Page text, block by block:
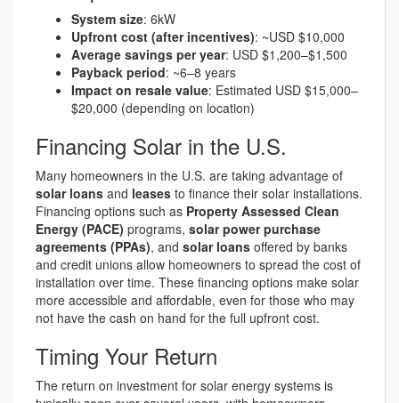
System size: 6kW
Upfront cost (after incentives): ~USD $10,000
Average savings per year: USD $1,200–$1,500
Payback period: ~6–8 years
Impact on resale value: Estimated USD $15,000–
$20,000 (depending on location)
Financing Solar in the U.S.
Many homeowners in the U.S. are taking advantage of
solar loans and leases to finance their solar installations.
Financing options such as Property Assessed Clean
Energy (PACE) programs, solar power purchase
agreements (PPAs), and solar loans offered by banks
and credit unions allow homeowners to spread the cost of
installation over time. These financing options make solar
more accessible and affordable, even for those who may
not have the cash on hand for the full upfront cost.
Timing Your Return
The return on investment for solar energy systems is